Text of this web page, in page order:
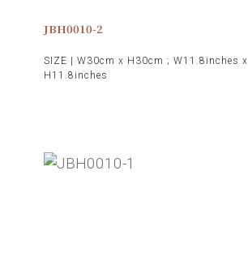
JBH0010-2
SIZE | W30cm x H30cm ; W11.8inches x
H11.8inches